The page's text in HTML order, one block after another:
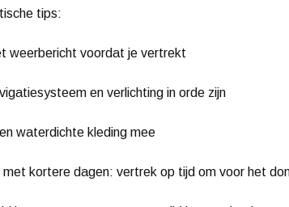
tips:
weerbericht voordat je vertrekt
en verlichting in orde zijn
waterdichte kleding mee
met kortere dagen: vertrek op tijd om voor het